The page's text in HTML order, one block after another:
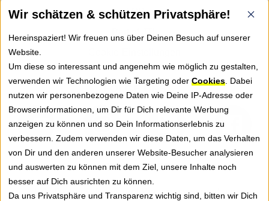
Wir schätzen & schützen Privatsphäre!
Hereinspaziert! Wir freuen uns über Deinen Besuch auf unserer
Website.
Um diese so interessant und angenehm wie möglich zu gestalten,
verwenden wir Technologien wie Targeting oder Cookies . Dabei
nutzen wir personenbezogene Daten wie Deine IP-Adresse oder
Browserinformationen, um Dir für Dich relevante Werbung
anzeigen zu können und so Dein Informationserlebnis zu
verbessern. Zudem verwenden wir diese Daten, um das Verhalten
von Dir und den anderen unserer Website-Besucher analysieren
und auswerten zu können mit dem Ziel, unsere Inhalte noch
besser auf Dich ausrichten zu können.
Da uns Privatsphäre und Transparenz wichtig sind, bitten wir Dich
AGB
FOLGE UNS
NEWSLETTER
Erhalte Tipps, News und Praxiswissen rund um